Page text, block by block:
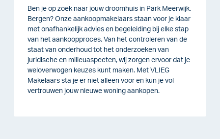
Ben je op zoek naar jouw droomhuis in Park Meerwijk,
Bergen? Onze aankoopmakelaars staan voor je klaar
met onafhankelijk advies en begeleiding bij elke stap
van het aankoopproces. Van het controleren van de
staat van onderhoud tot het onderzoeken van
juridische en milieuaspecten, wij zorgen ervoor dat je
weloverwogen keuzes kunt maken. Met VLIEG
Makelaars sta je er niet alleen voor en kun je vol
vertrouwen jouw nieuwe woning aankopen.